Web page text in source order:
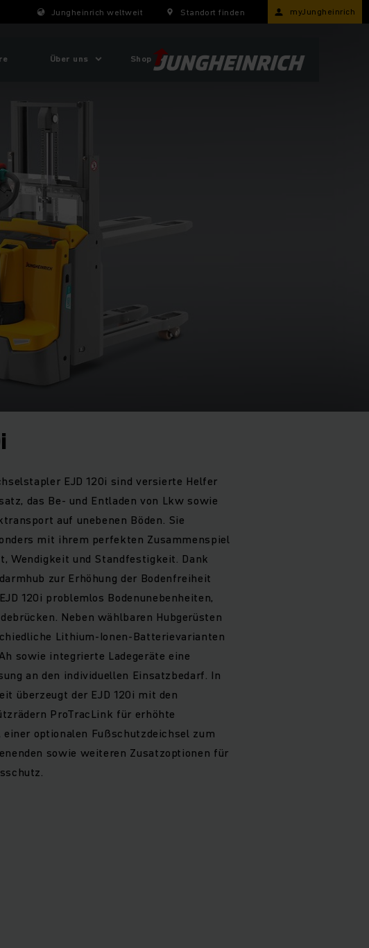
Jungheinrich weltweit Standort finden myJungheinrich
Über uns Shop
EJD 120i sind versierte Helfer
das Be- und Entladen von Lkw sowie
auf unebenen Böden. Sie
mit ihrem perfekten Zusammenspiel
Wendigkeit und Standfestigkeit. Dank
zur Erhöhung der Bodenfreiheit
120i problemlos Bodenunebenheiten,
Neben wählbaren Hubgerüsten
Lithium-Ionen-Batterievarianten
sowie integrierte Ladegeräte eine
an den individuellen Einsatzbedarf. In
überzeugt der EJD 120i mit den
ProTracLink für erhöhte
optionalen Fußschutzdeichsel zum
sowie weiteren Zusatzoptionen für